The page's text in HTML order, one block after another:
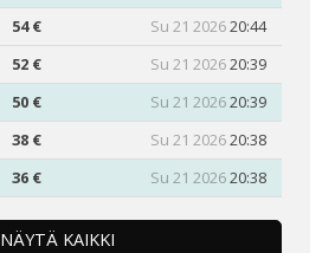
54 € Su 21 202620:44
52 € Su 21 202620:39
50 € Su 21 202620:39
38 € Su 21 202620:38
36 € Su 21 202620:38
NÄYTÄ KAIKKI